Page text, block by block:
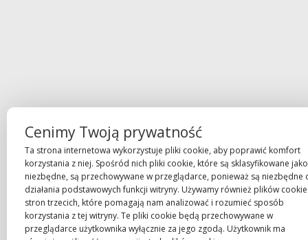
Cenimy Twoją prywatność
Ta strona internetowa wykorzystuje pliki cookie, aby poprawić komfort
korzystania z niej. Spośród nich pliki cookie, które są sklasyfikowane jako
niezbędne, są przechowywane w przeglądarce, ponieważ są niezbędne
działania podstawowych funkcji witryny. Używamy również plików cookie
stron trzecich, które pomagają nam analizować i rozumieć sposób
korzystania z tej witryny. Te pliki cookie będą przechowywane w
przeglądarce użytkownika wyłącznie za jego zgodą. Użytkownik ma